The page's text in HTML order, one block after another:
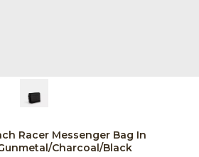
Racer Messenger Bag In
Charcoal/Black